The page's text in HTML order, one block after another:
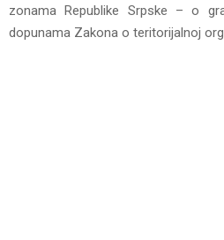
zonama Republike Srpske – o
dopunama Zakona o teritorijalnoj